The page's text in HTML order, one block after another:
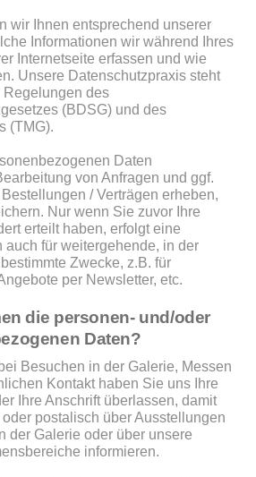
wir Ihnen entsprechend unserer
Informationen wir während Ihres
Internetseite erfassen und wie
Unsere Datenschutzpraxis steht
des
(BDSG) und des
(TMG).
Daten
von Anfragen und ggf.
/ Verträgen erheben,
Nur wenn Sie zuvor Ihre
erteilt haben, erfolgt eine
auch für weitergehende, in der
Zwecke, z.B. für
per Newsletter, etc.
die personen- und/oder
Daten?
Besuchen in der Galerie, Messen
Kontakt haben Sie uns Ihre
Ihre Anschrift überlassen, damit
postalisch über Ausstellungen
der Galerie oder über unsere
informieren.